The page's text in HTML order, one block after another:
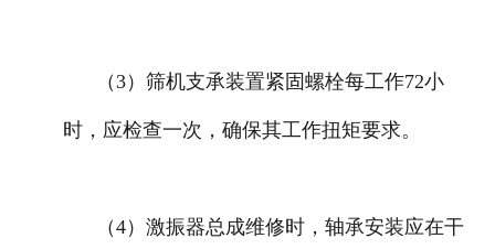
（3）筛机支承装置紧固螺栓每工作72小
时，应检查一次，确保其工作扭矩要求。
（4）激振器总成维修时，轴承安装应在干